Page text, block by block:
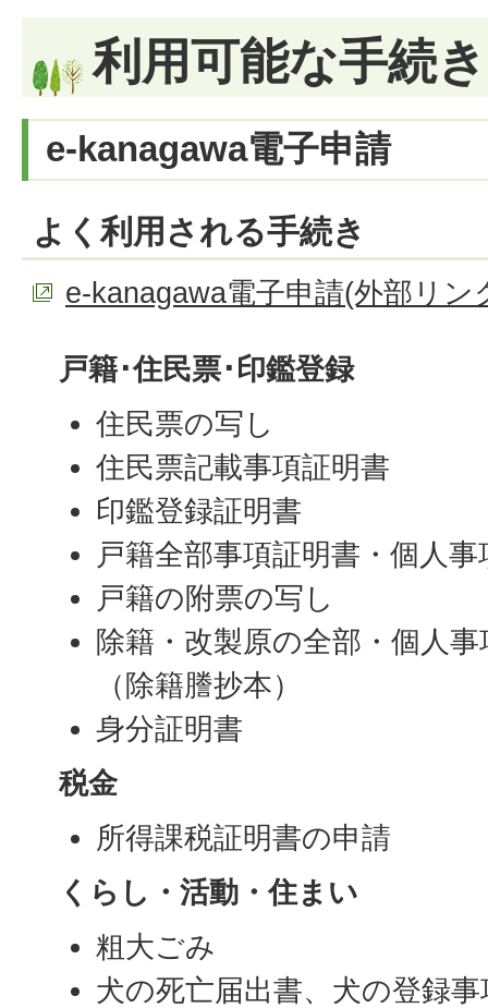
利用可能な手続
e-kanagawa電子申請
よく利用される手続き
e-kanagawa電子申請(外部リン
戸籍･住民票･印鑑登録
住民票の写し
住民票記載事項証明書
印鑑登録証明書
戸籍全部事項証明書・個人
戸籍の附票の写し
除籍・改製原の全部・個人
（除籍謄抄本）
身分証明書
税金
所得課税証明書の申請
くらし・活動・住まい
粗大ごみ
犬の死亡届出書、犬の登録